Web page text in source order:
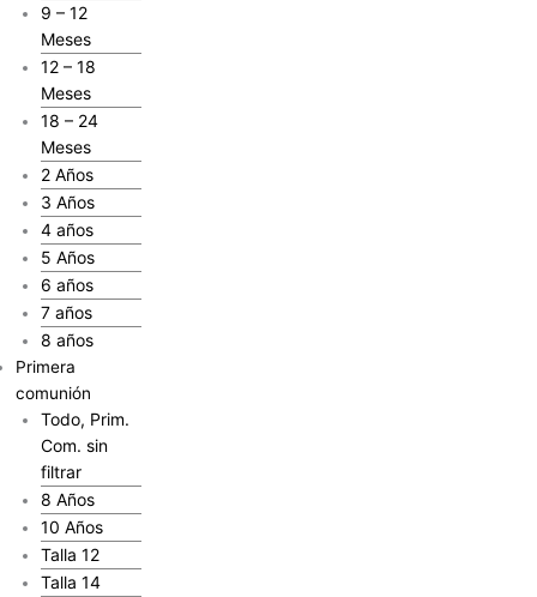
9 – 12
Meses
12 – 18
Meses
18 – 24
Meses
2 Años
3 Años
4 años
5 Años
6 años
7 años
8 años
Primera
comunión
Todo, Prim.
Com. sin
filtrar
8 Años
10 Años
Talla 12
Talla 14